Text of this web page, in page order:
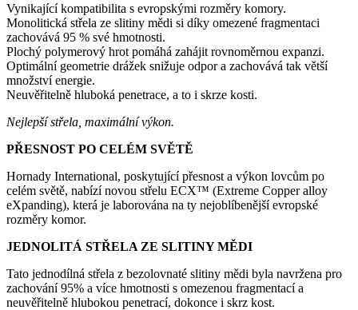
Vynikající kompatibilita s evropskými rozměry komory.
Monolitická střela ze slitiny mědi si díky omezené fragmentaci
zachovává 95 % své hmotnosti.
Plochý polymerový hrot pomáhá zahájit rovnoměrnou expanzi.
Optimální geometrie drážek snižuje odpor a zachovává tak větší
množství energie.
Neuvěřitelně hluboká penetrace, a to i skrze kosti.
Nejlepší střela, maximální výkon.
PŘESNOST PO CELÉM SVĚTĚ
Hornady International, poskytující přesnost a výkon lovcům po
celém světě, nabízí novou střelu ECX™ (Extreme Copper alloy
eXpanding), která je laborována na ty nejoblíbenější evropské
rozměry komor.
JEDNOLITÁ STŘELA ZE SLITINY MĚDI
Tato jednodílná střela z bezolovnaté slitiny mědi byla navržena pro
zachování 95% a více hmotnosti s omezenou fragmentací a
neuvěřitelně hlubokou penetrací, dokonce i skrz kost.